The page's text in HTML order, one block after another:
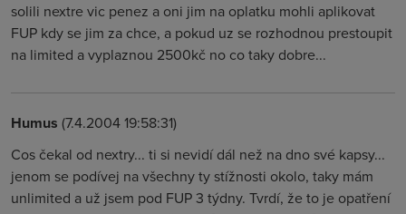
solili nextre vic penez a oni jim na oplatku mohli aplikovat
FUP kdy se jim za chce, a pokud uz se rozhodnou prestoupit
na limited a vyplaznou 2500kč no co taky dobre...
Humus (7.4.2004 19:58:31)
Cos čekal od nextry... ti si nevidí dál než na dno své kapsy...
jenom se podívej na všechny ty stížnosti okolo, taky mám
unlimited a už jsem pod FUP 3 týdny. Tvrdí, že to je opatření